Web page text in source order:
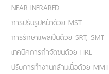
NEAR-INFRARED
การปรับรูปหน้าด้วย MST
การรักษาแผลเป็นด้วย SRT, SMT
เทคนิคการกำจัดขนด้วย HRE
ปรับการทำงานกล้ามเนื้อด้วย MMT